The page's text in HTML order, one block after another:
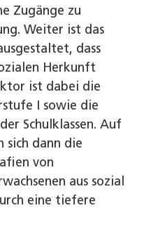
Zugänge zu
Weiter ist das
dass
Herkunft
ist dabei die
I sowie die
Schulklassen. Auf
sich dann die
von
aus sozial
eine tiefere